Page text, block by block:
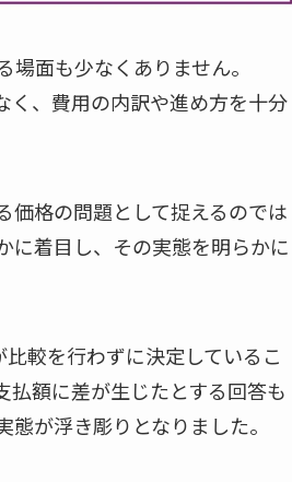
面も少なくありません。
、費用の内訳や進め方を十分
格の問題として捉えるのでは
に着目し、その実態を明らかに
較を行わずに決定しているこ
払額に差が生じたとする回答も
が浮き彫りとなりました。